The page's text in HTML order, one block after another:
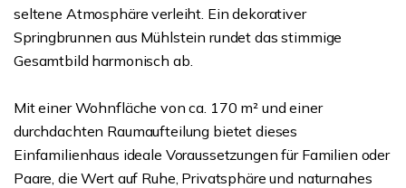
seltene Atmosphäre verleiht. Ein dekorativer
Springbrunnen aus Mühlstein rundet das stimmige
Gesamtbild harmonisch ab.
Mit einer Wohnfläche von ca. 170 m² und einer
durchdachten Raumaufteilung bietet dieses
Einfamilienhaus ideale Voraussetzungen für Familien oder
Paare, die Wert auf Ruhe, Privatsphäre und naturnahes